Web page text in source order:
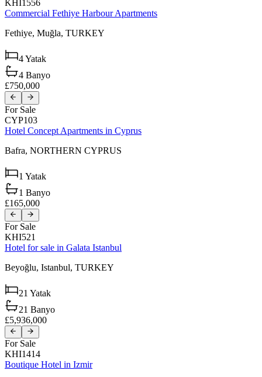
KHI1556
Commercial Fethiye Harbour Apartments
Fethiye, Muğla, TURKEY
4Yatak
4 Banyo
£750,000
For Sale
CYP103
Hotel Concept Apartments in Cyprus
Bafra, NORTHERN CYPRUS
1 Yatak
1 Banyo
£165,000
For Sale
KHI521
Hotel for sale in Galata Istanbul
Beyoğlu, Istanbul, TURKEY
21 Yatak
21 Banyo
£5,936,000
For Sale
KHI1414
Boutique Hotel in Izmir